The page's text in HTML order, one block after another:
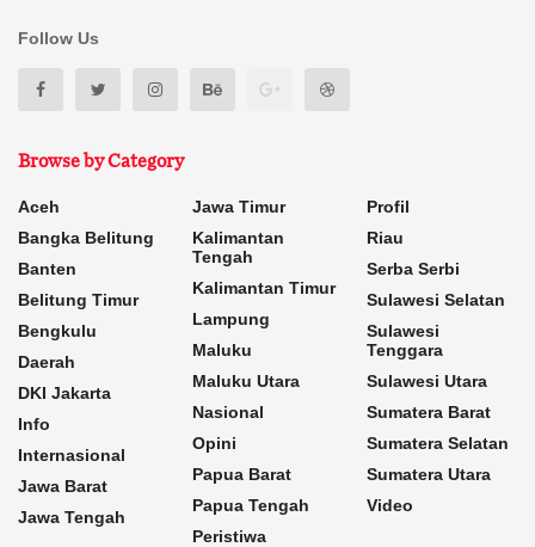
Follow Us
Browse by Category
Aceh
Bangka Belitung
Banten
Belitung Timur
Bengkulu
Daerah
DKI Jakarta
Info
Internasional
Jawa Barat
Jawa Tengah
Jawa Timur
Kalimantan
Tengah
Kalimantan Timur
Lampung
Maluku
Maluku Utara
Nasional
Opini
Papua Barat
Papua Tengah
Peristiwa
Profil
Riau
Serba Serbi
Sulawesi Selatan
Sulawesi
Tenggara
Sulawesi Utara
Sumatera Barat
Sumatera Selatan
Sumatera Utara
Video